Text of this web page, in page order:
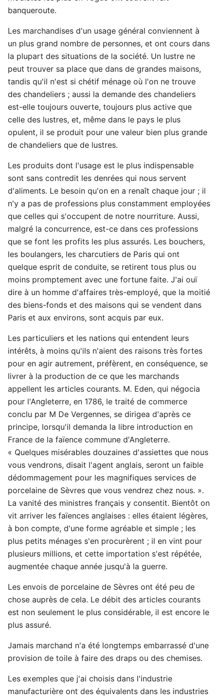
banqueroute.
Les marchandises d'un usage général conviennent à
un plus grand nombre de personnes, et ont cours dans
la plupart des situations de la société. Un lustre ne
peut trouver sa place que dans de grandes maisons,
tandis qu'il n'est si chétif ménage où l'on ne trouve
des chandeliers ; aussi la demande des chandeliers
est-elle toujours ouverte, toujours plus active que
celle des lustres, et, même dans le pays le plus
opulent, il se produit pour une valeur bien plus grande
de chandeliers que de lustres.
Les produits dont l'usage est le plus indispensable
sont sans contredit les denrées qui nous servent
d'aliments. Le besoin qu'on en a renaît chaque jour ; il
n'y a pas de professions plus constamment employées
que celles qui s'occupent de notre nourriture. Aussi,
malgré la concurrence, est-ce dans ces professions
que se font les profits les plus assurés. Les bouchers,
les boulangers, les charcutiers de Paris qui ont
quelque esprit de conduite, se retirent tous plus ou
moins promptement avec une fortune faite. J'ai ouï
dire à un homme d'affaires très-employé, que la moitié
des biens-fonds et des maisons qui se vendent dans
Paris et aux environs, sont acquis par eux.
Les particuliers et les nations qui entendent leurs
intérêts, à moins qu'ils n'aient des raisons très fortes
pour en agir autrement, préfèrent, en conséquence, se
livrer à la production de ce que les marchands
appellent les articles courants. M. Eden, qui négocia
pour l'Angleterre, en 1786, le traité de commerce
conclu par M De Vergennes, se dirigea d'après ce
principe, lorsqu'il demanda la libre introduction en
France de la faïence commune d'Angleterre.
« Quelques misérables douzaines d'assiettes que nous
vous vendrons, disait l'agent anglais, seront un faible
dédommagement pour les magnifiques services de
porcelaine de Sèvres que vous vendrez chez nous. ».
La vanité des ministres français y consentit. Bientôt on
vit arriver les faïences anglaises : elles étaient légères,
à bon compte, d'une forme agréable et simple ; les
plus petits ménages s'en procurèrent ; il en vint pour
plusieurs millions, et cette importation s'est répétée,
augmentée chaque année jusqu'à la guerre.
Les envois de porcelaine de Sèvres ont été peu de
chose auprès de cela. Le débit des articles courants
est non seulement le plus considérable, il est encore le
plus assuré.
Jamais marchand n'a été longtemps embarrassé d'une
provision de toile à faire des draps ou des chemises.
Les exemples que j'ai choisis dans l'industrie
manufacturière ont des équivalents dans les industries